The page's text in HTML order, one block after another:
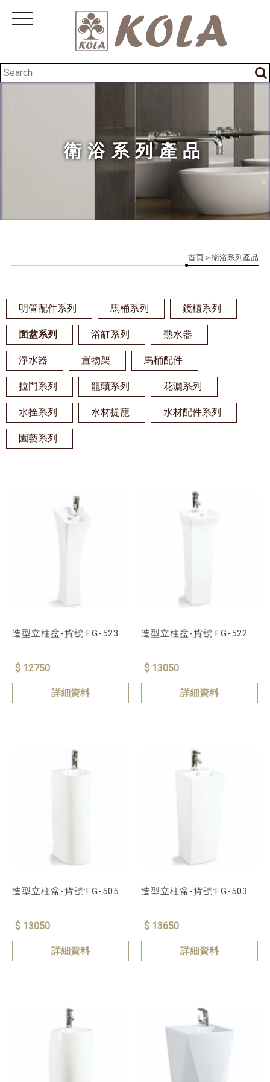
衛浴系列產品
首頁 > 衛浴系列產品
明管配件系列 馬桶系列 鏡櫃系列
面盆系列 浴缸系列 熱水器
淨水器 置物架 馬桶配件
拉門系列 龍頭系列 花灑系列
水拴系列 水材提籠 水材配件系列
園藝系列
造型立柱盆-貨號:FG-523
$ 12750
詳細資料
造型立柱盆-貨號:FG-522
$ 13050
詳細資料
造型立柱盆-貨號:FG-505
$ 13050
詳細資料
造型立柱盆-貨號:FG-503
$ 13650
詳細資料